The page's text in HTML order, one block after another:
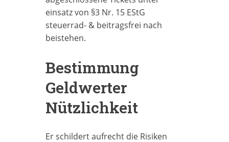
einsatz von §3 Nr. 15 EStG
steuerrad- & beitragsfrei nach
beistehen.
Bestimmung
Geldwerter
Nützlichkeit
Er schildert aufrecht die Risiken